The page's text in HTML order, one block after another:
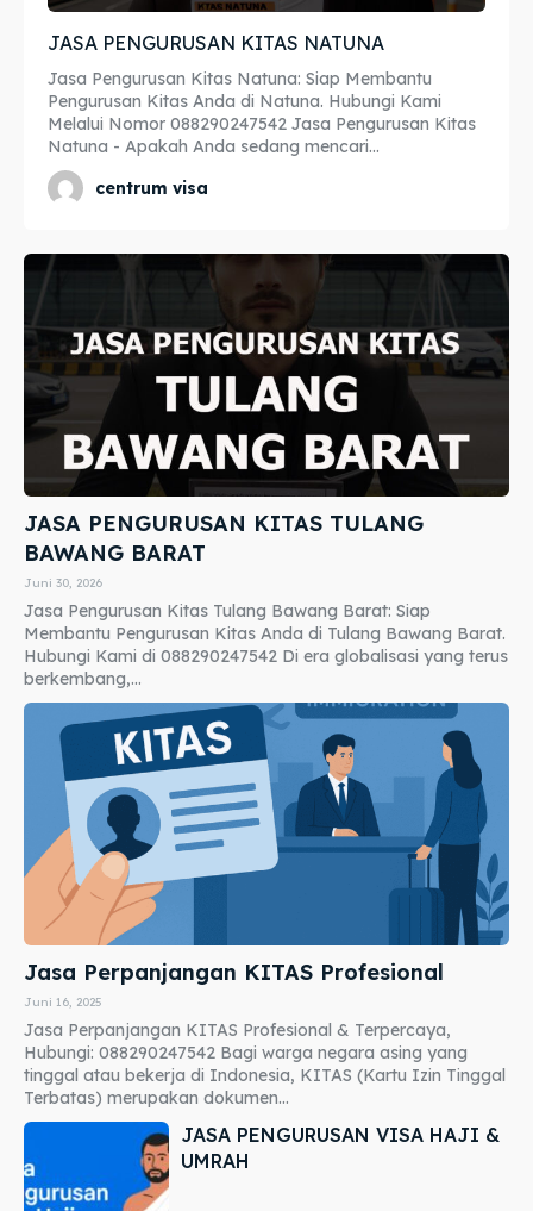
Asuransi
Blog
Asuransi
Blog
JASA PENGURUSAN KITAS NATUNA
Jasa Pengurusan Kitas Natuna: Siap Membantu
Pengurusan Kitas Anda di Natuna. Hubungi Kami
Melalui Nomor 088290247542 Jasa Pengurusan Kitas
Natuna - Apakah Anda sedang mencari...
centrum visa
JASA PENGURUSAN KITAS TULANG
BAWANG BARAT
Juni 30, 2026
Jasa Pengurusan Kitas Tulang Bawang Barat: Siap
Membantu Pengurusan Kitas Anda di Tulang Bawang Barat.
Hubungi Kami di 088290247542 Di era globalisasi yang terus
berkembang,...
Jasa Perpanjangan KITAS Profesional
Juni 16, 2025
Jasa Perpanjangan KITAS Profesional & Terpercaya,
Hubungi: 088290247542 Bagi warga negara asing yang
tinggal atau bekerja di Indonesia, KITAS (Kartu Izin Tinggal
Terbatas) merupakan dokumen...
JASA PENGURUSAN VISA HAJI &
UMRAH